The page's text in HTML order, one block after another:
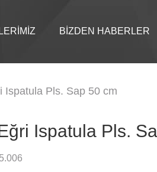
BİZDEN HABERLER
Ispatula Pls. Sap 50 cm
Ispatula Pls.